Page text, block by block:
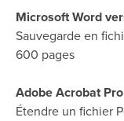
Microsoft Word
Sauvegarde en
600 pages
Adobe Acrobat
Étendre un fichier